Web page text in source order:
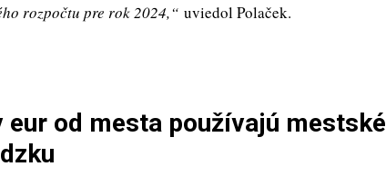
rozpočtu pre rok 2024,“ uviedol Polaček.
eur od mesta používajú mestské